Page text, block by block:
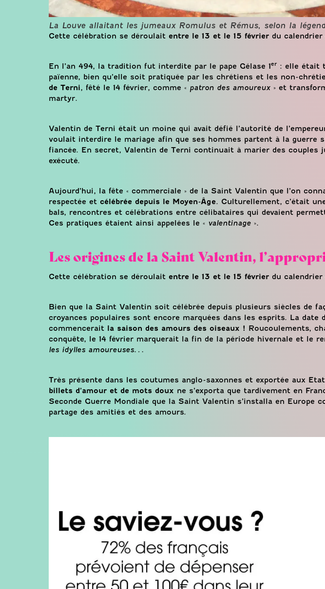
La Louve allaitant les jumeaux Romulus et Rémus, selon la
Cette célébration se déroulait entre le 13 et le 15 février du
En l’an 494, la tradition fut interdite par le pape Gélase 1er : elle était
païenne, bien qu’elle soit pratiquée par les chrétiens et les non-
de Terni, fêté le 14 février, comme « patron des amoureux » et
martyr.
Valentin de Terni était un moine qui avait défié l’autorité de
voulait interdire le mariage afin que ses hommes partent à la guerre
fiancée. En secret, Valentin de Terni continuait à marier des couples
exécuté.
Aujourd’hui, la fête « commerciale » de la Saint Valentin que l’on
respectée et célébrée depuis le Moyen-Âge. Culturellement, c’était
bals, rencontres et célébrations entre célibataires qui devaient
Ces pratiques étaient ainsi appelées le « valentinage ».
Les origines de la Saint Valentin,
Cette célébration se déroulait entre le 13 et le 15 février du
Bien que la Saint Valentin soit célébrée depuis plusieurs siècles de
croyances populaires sont encore marquées dans les esprits. La
commencerait la saison des amours des oiseaux ! Roucoulements,
conquête, le 14 février marquerait la fin de la période hivernale et le
les idylles amoureuses…
Très présente dans les coutumes anglo-saxonnes et exportée aux
billets d’amour et de mots doux ne s’exporta que tardivement en
Seconde Guerre Mondiale que la Saint Valentin s’installa en Europe
partage des amitiés et des amours.